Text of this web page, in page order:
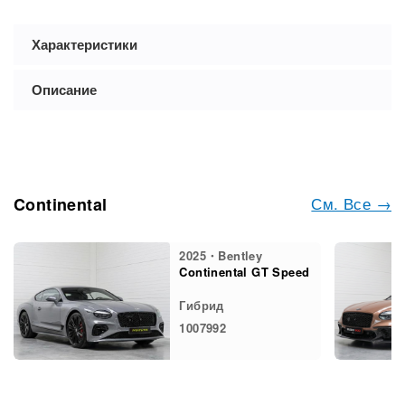
Характеристики
Описание
См. Все →
Continental
2025・Bentley
Continental GT Speed
Гибрид
1007992